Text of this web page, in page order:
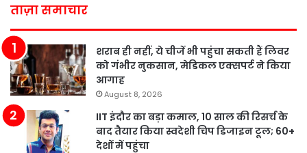
ताज़ा समाचार
शराब ही नहीं, ये चीजें भी पहुंचा सकती हैं लिवर
को गंभीर नुकसान, मेडिकल एक्सपर्ट ने किया
आगाह
August 8, 2026
IIT इंदौर का बड़ा कमाल, 10 साल की रिसर्च के
बाद तैयार किया स्वदेशी चिप डिजाइन टूल; 60+
देशों में पहुंचा